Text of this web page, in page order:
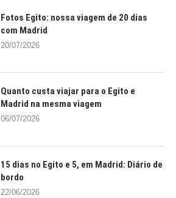
Fotos Egito: nossa viagem de 20 dias
com Madrid
20/07/2026
Quanto custa viajar para o Egito e
Madrid na mesma viagem
06/07/2026
15 dias no Egito e 5, em Madrid: Diário de
bordo
22/06/2026